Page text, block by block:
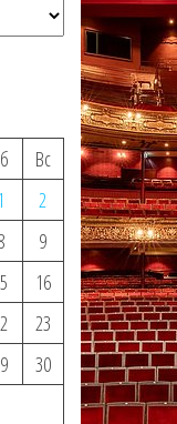
Вс
2
9
16
23
30